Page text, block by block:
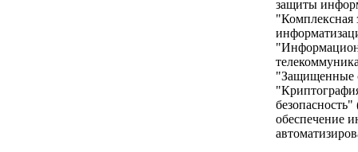
защиты
"Комплексная
"Защищенные
обеспечение